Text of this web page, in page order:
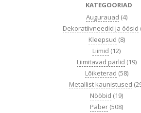
KATEGOORIAD
Augurauad (4)
Dekoratiivneedid ja öösid
Kleepsud (8)
Liimid (12)
Liimitavad pärlid (19)
Lõiketerad (58)
Metallist kaunistused
Nööbid (19)
Paber (508)